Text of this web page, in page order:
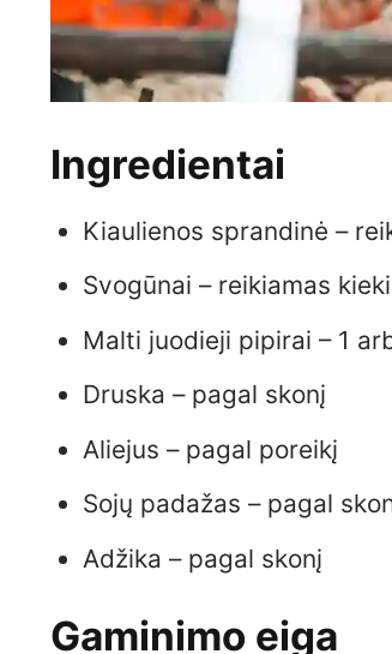
Ingredientai
Kiaulienos sprandinė –
Svogūnai – reikiamas
Malti juodieji pipirai – 1
Druska – pagal skonį
Aliejus – pagal poreikį
Sojų padažas – pagal
Adžika – pagal skonį
Gaminimo eiga